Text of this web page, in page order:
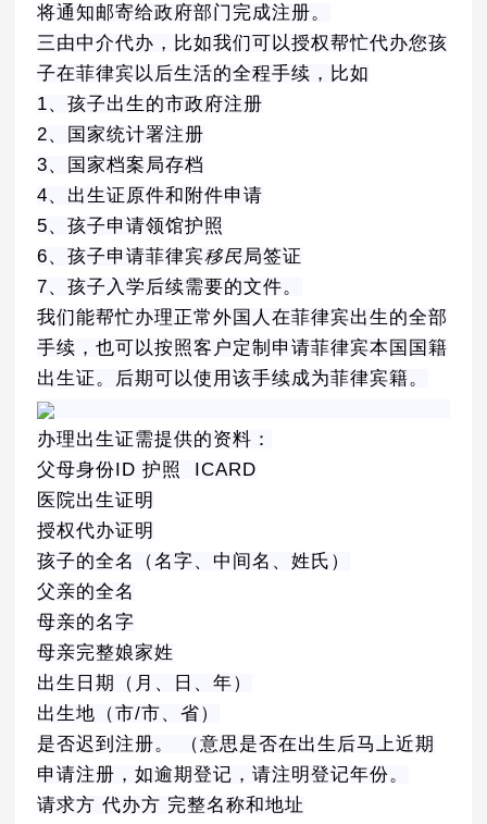
将通知邮寄给政府部门完成注册。
三由中介代办，比如我们可以授权帮忙代办您孩
子在菲律宾以后生活的全程手续，比如
1、孩子出生的市政府注册
2、国家统计署注册
3、国家档案局存档
4、出生证原件和附件申请
5、孩子申请领馆护照
6、孩子申请菲律宾移民局签证
7、孩子入学后续需要的文件。
我们能帮忙办理正常外国人在菲律宾出生的全部
手续，也可以按照客户定制申请菲律宾本国国籍
出生证。后期可以使用该手续成为菲律宾籍。
办理出生证需提供的资料：
父母身份ID 护照 ICARD
医院出生证明
授权代办证明
孩子的全名（名字、中间名、姓氏）
父亲的全名
母亲的名字
母亲完整娘家姓
出生日期（月、日、年）
出生地（市/市、省）
是否迟到注册。 （意思是否在出生后马上近期
申请注册，如逾期登记，请注明登记年份。
请求方 代办方 完整名称和地址